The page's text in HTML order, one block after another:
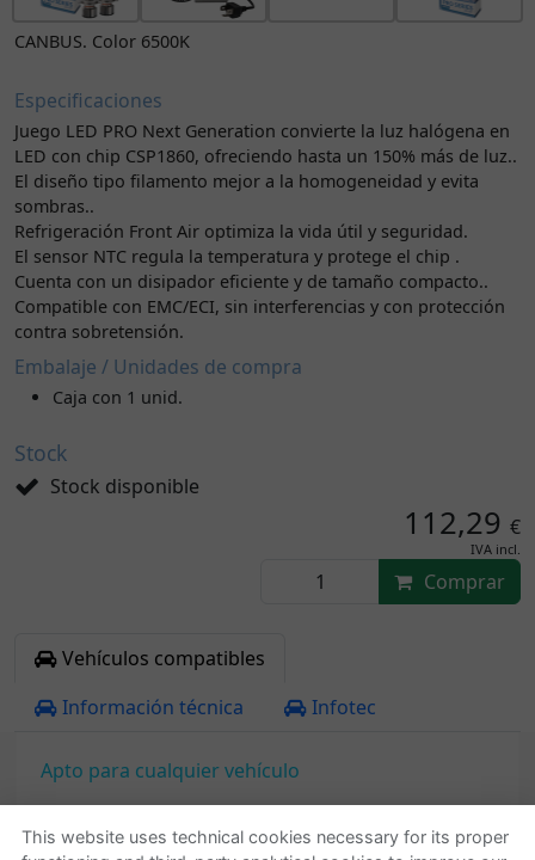
CANBUS. Color 6500K
Especificaciones
Juego LED PRO Next Generation convierte la luz halógena en
LED con chip CSP1860, ofreciendo hasta un 150% más de luz..
El diseño tipo filamento mejor a la homogeneidad y evita
sombras..
Refrigeración Front Air optimiza la vida útil y seguridad.
El sensor NTC regula la temperatura y protege el chip .
Cuenta con un disipador eficiente y de tamaño compacto..
Compatible con EMC/ECI, sin interferencias y con protección
contra sobretensión.
Embalaje / Unidades de compra
Caja con 1 unid.
Stock
Stock disponible
112,29 €
IVA incl.
Comprar
Vehículos compatibles
Información técnica
Infotec
Apto para cualquier vehículo
This website uses technical cookies necessary for its proper